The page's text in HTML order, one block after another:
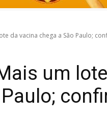
da vacina chega a São Paulo;
um